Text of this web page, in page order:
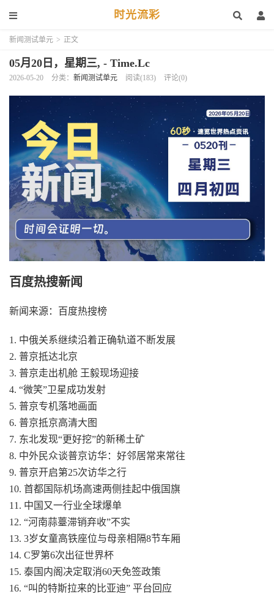
时光流彩
新闻测试单元 > 正文
05月20日，星期三, - Time.Lc
2026-05-20 分类： 新闻测试单元 阅读(183) 评论(0)
百度热搜新闻
新闻来源：百度热搜榜
1. 中俄关系继续沿着正确轨道不断发展
2. 普京抵达北京
3. 普京走出机舱 王毅现场迎接
4. “微笑”卫星成功发射
5. 普京专机落地画面
6. 普京抵京高清大图
7. 东北发现“更好挖”的新稀土矿
8. 中外民众谈普京访华：好邻居常来常往
9. 普京开启第25次访华之行
10. 首都国际机场高速两侧挂起中俄国旗
11. 中国又一行业全球爆单
12. “河南蒜薹滞销弃收”不实
13. 3岁女童高铁座位与母亲相隔8节车厢
14. C罗第6次出征世界杯
15. 泰国内阁决定取消60天免签政策
16. “叫的特斯拉来的比亚迪” 平台回应